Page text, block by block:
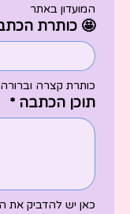
המועדון באתר
🤩 כותרת
כותרת קצרה
תוכן הכתבה *